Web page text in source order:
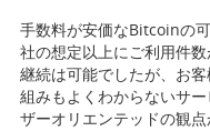
手数料が安価なBitcoinの
社の想定以上にご利用件
継続は可能でしたが、お
組みもよくわからないサ
ザーオリエンテッドの観点